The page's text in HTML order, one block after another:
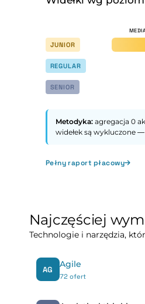
JUNIOR
REGULAR
SENIOR
Metodyka:agregacja 0
widełek są wykluczone
Pełny raport płacowy
Najczęściej
Technologie i narzędzia,
AG
Agile
72 ofert